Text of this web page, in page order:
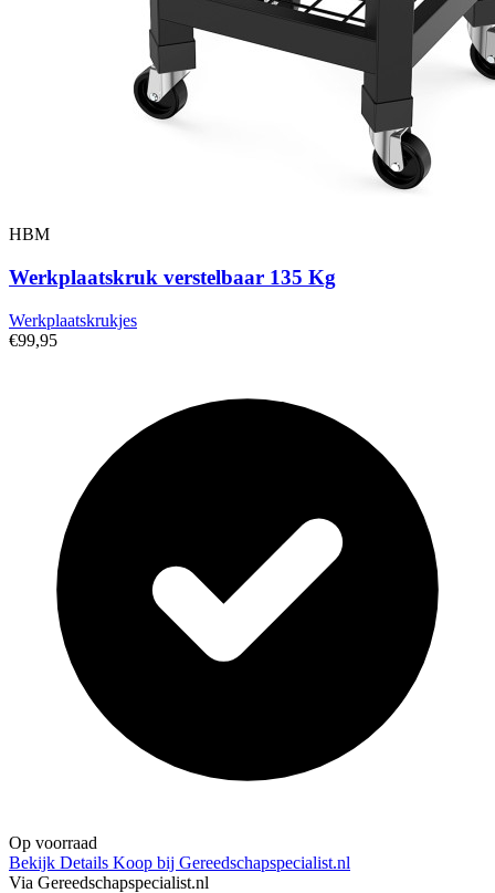
HBM
Werkplaatskruk verstelbaar 135 Kg
Werkplaatskrukjes
€99,95
Op voorraad
Bekijk Details Koop bij Gereedschapspecialist.nl
Via Gereedschapspecialist.nl